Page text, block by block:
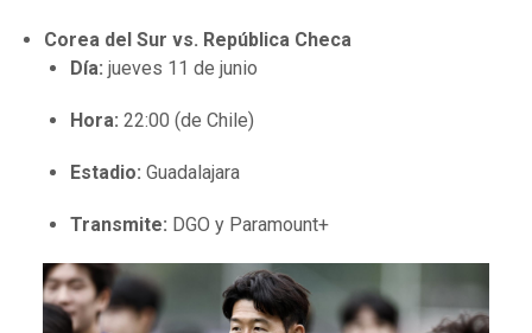
Corea del Sur vs. República Checa
Día: jueves 11 de junio
Hora: 22:00 (de Chile)
Estadio: Guadalajara
Transmite: DGO y Paramount+